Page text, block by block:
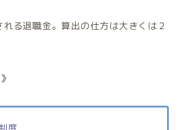
る退職金。算出の仕方は大きくは２